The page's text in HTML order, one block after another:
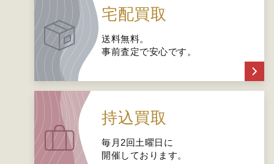
宅配買取
送料無料。
事前査定で安心です。
持込買取
毎月2回土曜日に
開催しております。